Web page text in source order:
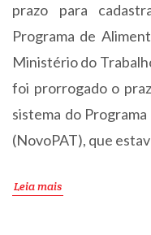
prazo para
Programa de
Ministério do
foi prorrogado o
sistema do
(NovoPAT), que
Leia mais